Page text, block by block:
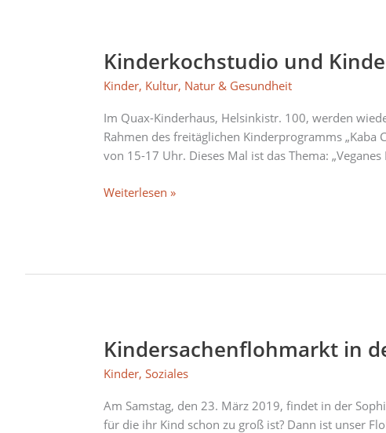
Kinderkochstudio und
Kinder, Kultur, Natur & Gesundheit
Im Quax-Kinderhaus, Helsinkistr. 100, werden
Rahmen des freitäglichen Kinderprogramms
von 15-17 Uhr. Dieses Mal ist das Thema:
Kinderkochstudio
Kinderkunstwerkstatt
am
Freitag
Weiterlesen »
Kindersachenflohmarkt in
Kinder,Soziales
Am Samstag, den 23. März 2019, findet in der
für die ihr Kind schon zu groß ist? Dann ist unser
Kindersachenflohmarkt
der
Sophienkirche